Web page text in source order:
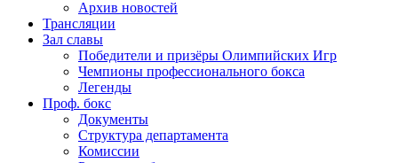
Архив новостей
Трансляции
Зал славы
Победители и призёры Олимпийских Игр
Чемпионы профессионального бокса
Легенды
Проф. бокс
Документы
Структура департамента
Комиссии